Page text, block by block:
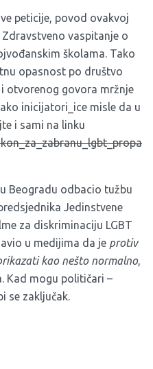
peticije, povod ovakvoj
vaspitanje o
školama. Tako
opasnost po društvo
otvorenog govora mržnje
inicijatori_ice misle da u
i sami na linku
Beogradu odbacio tužbu
Jedinstvene
za diskriminaciju LGBT
u medijima da je protiv
kao nešto normalno,
Kad mogu političari –
se zaključak.